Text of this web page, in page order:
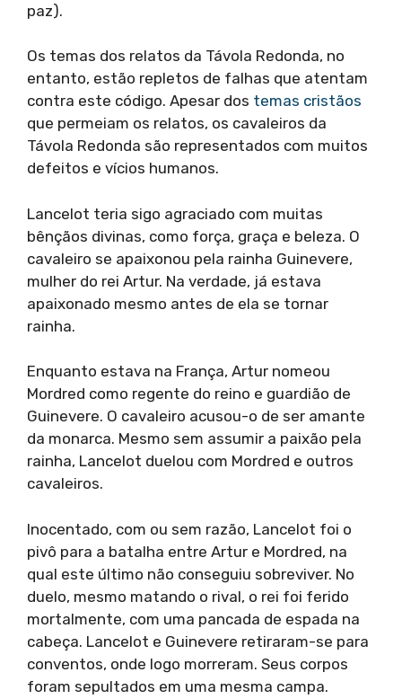
paz).
Os temas dos relatos da Távola Redonda, no
entanto, estão repletos de falhas que atentam
contra este código. Apesar dos temas cristãos
que permeiam os relatos, os cavaleiros da
Távola Redonda são representados com muitos
defeitos e vícios humanos.
Lancelot teria sigo agraciado com muitas
bênçãos divinas, como força, graça e beleza. O
cavaleiro se apaixonou pela rainha Guinevere,
mulher do rei Artur. Na verdade, já estava
apaixonado mesmo antes de ela se tornar
rainha.
Enquanto estava na França, Artur nomeou
Mordred como regente do reino e guardião de
Guinevere. O cavaleiro acusou-o de ser amante
da monarca. Mesmo sem assumir a paixão pela
rainha, Lancelot duelou com Mordred e outros
cavaleiros.
Inocentado, com ou sem razão, Lancelot foi o
pivô para a batalha entre Artur e Mordred, na
qual este último não conseguiu sobreviver. No
duelo, mesmo matando o rival, o rei foi ferido
mortalmente, com uma pancada de espada na
cabeça. Lancelot e Guinevere retiraram-se para
conventos, onde logo morreram. Seus corpos
foram sepultados em uma mesma campa.